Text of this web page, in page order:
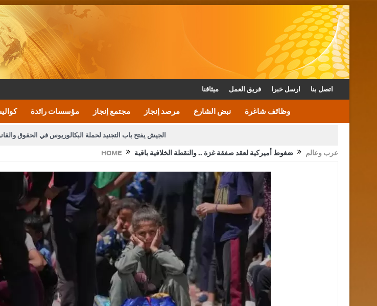
ميثاقنا فريق العمل ارسل خبرا اتصل بنا
مؤسسات رائدة مجتمع إنجاز مرصد إنجاز نبض الشارع وظائف شاغرة
الجيش يفتح باب التجنيد لحملة البكالوريوس في الحقوق
الأمن يتلف 16 مليون حبة كبتاجون و1480 كغم مواد مخدرة
القاضي يلتقي رؤساء تحرير الصحف اليومية ويؤكد حرص مجلس النواب على شراكة فاعلة
الملك يلتقي مجموعة من رفاق السلاح الملك يتلقى اتصالا هاتفيا من العاهل البحريني
HOME عرب وعالم ضغوط أميركية لعقد صفقة غزة .. والنقطة الخلافية باقية